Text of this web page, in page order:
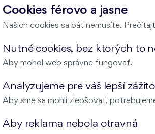
Cookies férovo a jasne
Našich cookies sa báť nemusíte.
Nutné cookies, bez ktorých to
Aby mohol web správne fungovať.
Analyzujeme pre váš lepší
Aby sme sa mohli zlepšovať,
Aby reklama nebola otravná